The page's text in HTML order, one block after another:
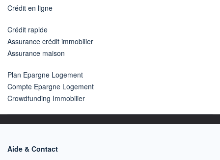
Crédit en ligne
Crédit rapide
Assurance crédit immobilier
Assurance maison
Plan Epargne Logement
Compte Epargne Logement
Crowdfunding Immobilier
Aide & Contact